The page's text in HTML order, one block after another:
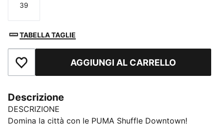
Taglia
39
TABELLA TAGLIE
Aggiungi ai PreferitiAGGIUNGI AL CARRELLO
Descrizione
DESCRIZIONE
Domina la città con le PUMA Shuffle Downtown!